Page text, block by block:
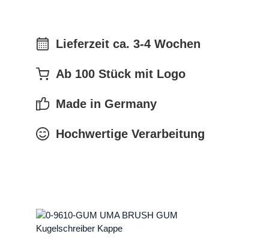
Lieferzeit ca. 3-4 Wochen
Ab 100 Stück mit Logo
Made in Germany
Hochwertige Verarbeitung